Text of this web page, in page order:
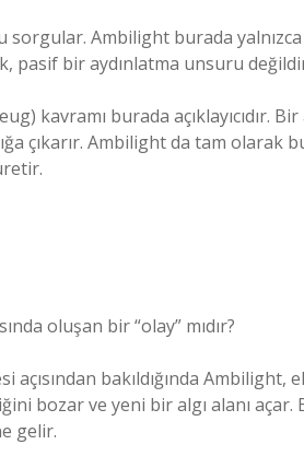
sorgular. Ambilight burada
pasif bir aydınlatma unsuru
kavramı burada açıklayıcıdır.
çıkarır. Ambilight da tam olarak
oluşan bir “olay” mıdır?
açısından bakıldığında
bozar ve yeni bir algı alanı açar.
gelir.